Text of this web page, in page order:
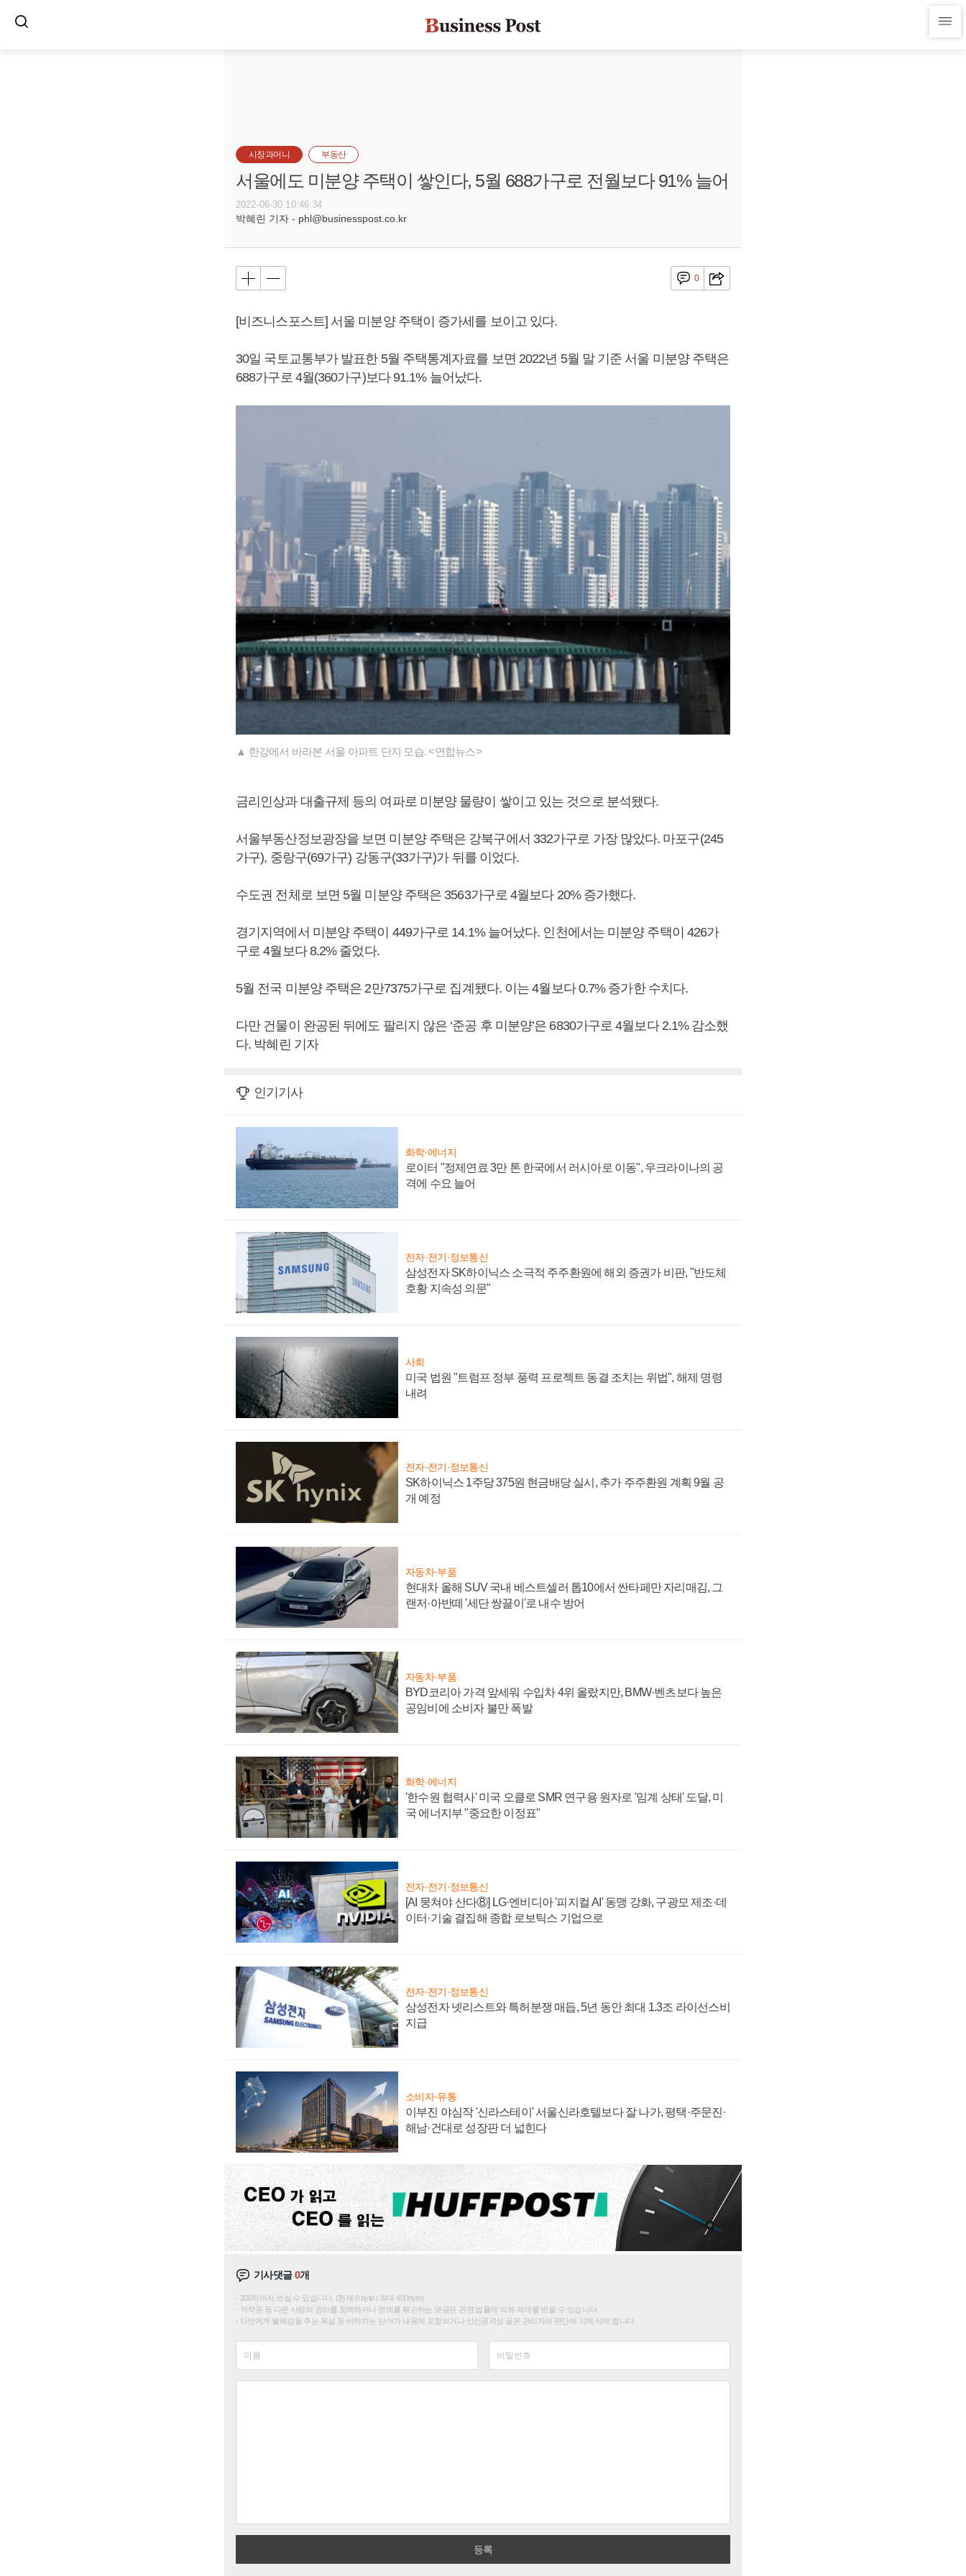
시장과머니 부동산
서울에도 미분양 주택이 쌓인다, 5월 688가구로 전월보다 91% 늘어
2022-06-30 10:46:34
박혜린 기자 - phl@businesspost.co.kr
0
[비즈니스포스트] 서울 미분양 주택이 증가세를 보이고 있다.
30일 국토교통부가 발표한 5월 주택통계자료를 보면 2022년 5월 말 기준 서울 미분양 주택은
688가구로 4월(360가구)보다 91.1% 늘어났다.
▲ 한강에서 바라본 서울 아파트 단지 모습. <연합뉴스>
금리인상과 대출규제 등의 여파로 미분양 물량이 쌓이고 있는 것으로 분석됐다.
서울부동산정보광장을 보면 미분양 주택은 강북구에서 332가구로 가장 많았다. 마포구(245
가구), 중랑구(69가구) 강동구(33가구)가 뒤를 이었다.
수도권 전체로 보면 5월 미분양 주택은 3563가구로 4월보다 20% 증가했다.
경기지역에서 미분양 주택이 449가구로 14.1% 늘어났다. 인천에서는 미분양 주택이 426가
구로 4월보다 8.2% 줄었다.
5월 전국 미분양 주택은 2만7375가구로 집계됐다. 이는 4월보다 0.7% 증가한 수치다.
다만 건물이 완공된 뒤에도 팔리지 않은 ‘준공 후 미분양’은 6830가구로 4월보다 2.1% 감소했
다. 박혜린 기자
인기기사
화학·에너지
로이터 "정제연료 3만 톤 한국에서 러시아로 이동", 우크라이나의 공
격에 수요 늘어
전자·전기·정보통신
삼성전자 SK하이닉스 소극적 주주환원에 해외 증권가 비판, "반도체
호황 지속성 의문"
사회
미국 법원 "트럼프 정부 풍력 프로젝트 동결 조치는 위법", 해제 명령
내려
전자·전기·정보통신
SK하이닉스 1주당 375원 현금배당 실시, 추가 주주환원 계획 9월 공
개 예정
자동차·부품
현대차 올해 SUV 국내 베스트셀러 톱10에서 싼타페만 자리매김, 그
랜저·아반떼 '세단 쌍끌이'로 내수 방어
자동차·부품
BYD코리아 가격 앞세워 수입차 4위 올랐지만, BMW·벤츠보다 높은
공임비에 소비자 불만 폭발
화학·에너지
'한수원 협력사' 미국 오클로 SMR 연구용 원자로 '임계 상태' 도달, 미
국 에너지부 "중요한 이정표"
전자·전기·정보통신
[AI 뭉쳐야 산다⑧] LG·엔비디아 '피지컬 AI' 동맹 강화, 구광모 제조·데
이터·기술 결집해 종합 로보틱스 기업으로
전자·전기·정보통신
삼성전자 넷리스트와 특허분쟁 매듭, 5년 동안 최대 1.3조 라이선스비
지급
소비자·유통
이부진 야심작 '신라스테이' 서울신라호텔보다 잘 나가, 평택·주문진·
해남·건대로 성장판 더 넓힌다
기사댓글0개
200자까지 쓰실 수 있습니다. (현재 0 byte / 최대 400byte)
저작권 등 다른 사람의 권리를 침해하거나 명예를 훼손하는 댓글은 관련 법률에 의해 제재를 받을 수 있습니다.
타인에게 불쾌감을 주는 욕설 등 비하하는 단어가 내용에 포함되거나 인신공격성 글은 관리자의 판단에 의해 삭제 합니다.